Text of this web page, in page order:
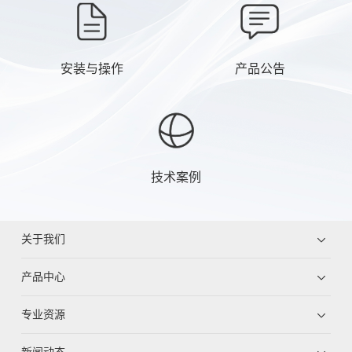
安装与操作 产品公告
技术案例
关于我们
产品中心
专业资源